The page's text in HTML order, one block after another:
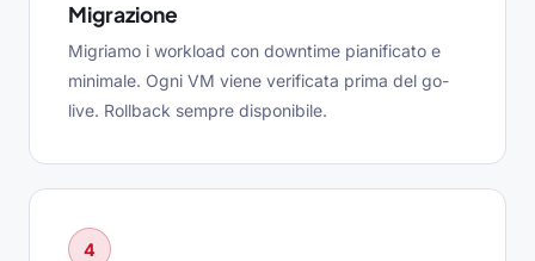
Migrazione
Migriamo i workload con downtime pianificato e
minimale. Ogni VM viene verificata prima del go-
live. Rollback sempre disponibile.
4